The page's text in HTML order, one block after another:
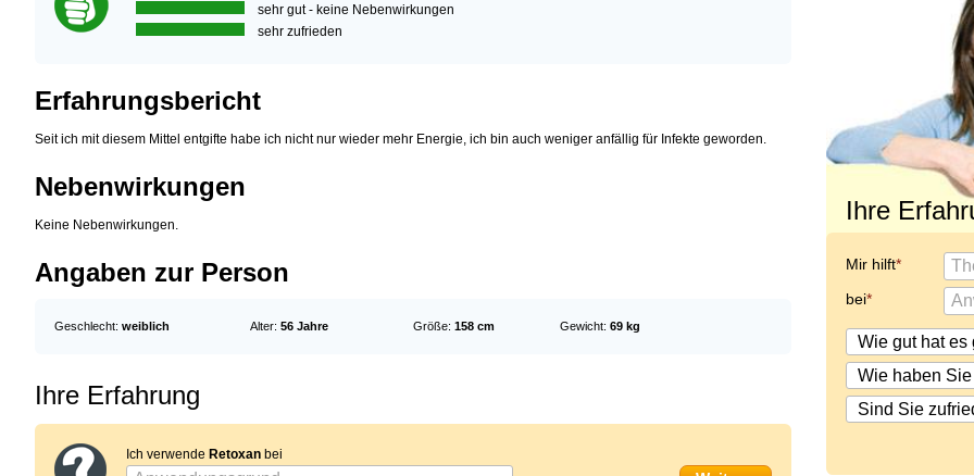
sehr gut - keine Nebenwirkungen
sehr zufrieden
Erfahrungsbericht
Seit ich mit diesem Mittel entgifte habe ich nicht nur wieder mehr Energie, ich bin auch weniger anfällig für Infekte geworden.
Nebenwirkungen
Keine Nebenwirkungen.
Angaben zur Person
Geschlecht: weiblich Alter: 56 Jahre Größe: 158 cm Gewicht: 69 kg
Ihre Erfahrung
Ich verwende Retoxan bei
Ihre
Mir hilft
bei